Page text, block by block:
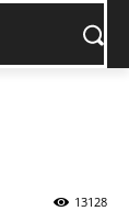
13128